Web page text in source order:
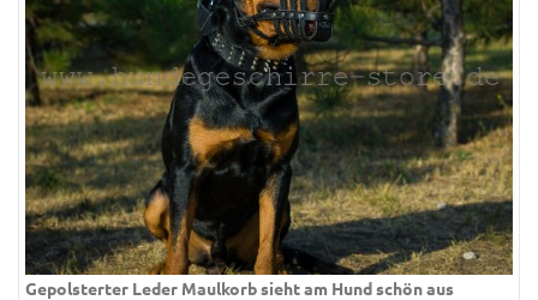
Gepolsterter Leder Maulkorb sieht am Hund schön aus